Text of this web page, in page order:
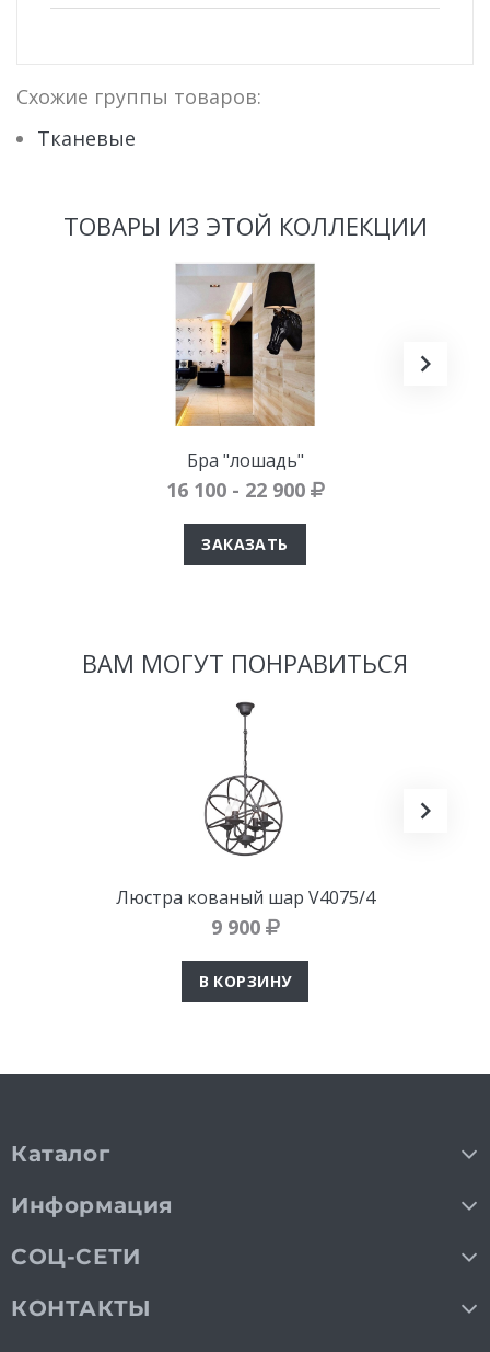
Схожие группы товаров:
Тканевые
ТОВАРЫ ИЗ ЭТОЙ КОЛЛЕКЦИИ
Бра "лошадь"
16 100 - 22 900
ЗАКАЗАТЬ
ВАМ МОГУТ ПОНРАВИТЬСЯ
Люстра кованый шар V4075/4
9 900
В КОРЗИНУ
Каталог
Информация
СОЦ-СЕТИ
КОНТАКТЫ